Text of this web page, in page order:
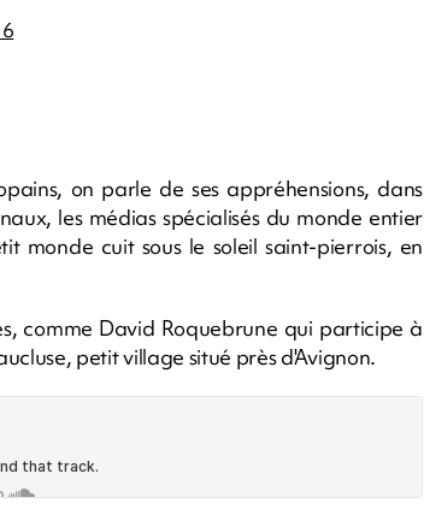
on parle de ses appréhensions, dans
les médias spécialisés du monde entier
monde cuit sous le soleil saint-pierrois, en
comme David Roquebrune qui participe à
petit village situé près d'Avignon.